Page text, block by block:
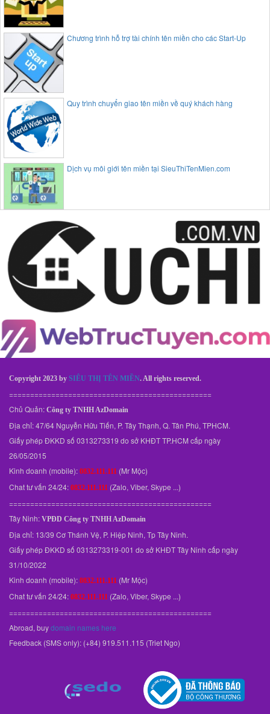
Chương trình hỗ trợ tài chính tên miền cho các Start-Up
Quy trình chuyển giao tên miền về quý khách hàng
Dịch vụ môi giới tên miền tại SieuThiTenMien.com
Copyright 2023 by SIÊU THỊ TÊN MIỀN. All rights reserved.
================================================
Chủ Quản: Công ty TNHH AzDomain
Địa chỉ: 47/64 Nguyễn Hữu Tiến, P. Tây Thạnh, Q. Tân Phú, TPHCM.
Giấy phép ĐKKD số 0313273319 do sở KHĐT TP.HCM cấp ngày
26/05/2015
Kinh doanh (mobile): 0832.111.111 (Mr Mộc)
Chat tư vấn 24/24: 0832.111.111 (Zalo, Viber, Skype ...)
================================================
Tây Ninh: VPĐD Công ty TNHH AzDomain
Địa chỉ: 13/39 Cơ Thánh Vệ, P. Hiệp Ninh, Tp Tây Ninh.
Giấy phép ĐKKD số 0313273319-001 do sở KHĐT Tây Ninh cấp ngày
31/10/2022
Kinh doanh (mobile): 0832.111.111 (Mr Mộc)
Chat tư vấn 24/24: 0832.111.111 (Zalo, Viber, Skype ...)
================================================
Abroad, buydomain names here
Feedback (SMS only): (+84) 919.511.115 (Triet Ngo)